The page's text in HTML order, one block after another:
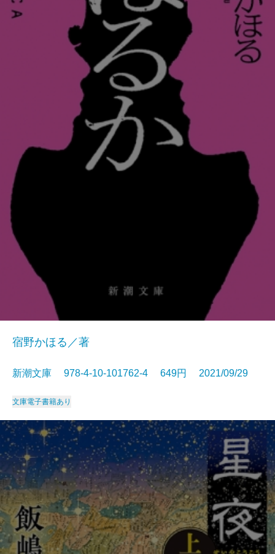
宿野かほる／著
新潮文庫 978-4-10-101762-4 649円 2021/09/29
文庫電子書籍あり